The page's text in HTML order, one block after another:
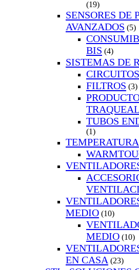
(19)
SENSORES DE
AVANZADOS (5)
BIS (4)
SISTEMAS DE
CIRCUITOS
FILTROS (3)
TRAQUEAL
TUBOS
(1)
TEMPERATURA
MEDIO (10)
MEDIO (10)
EN CASA (23)